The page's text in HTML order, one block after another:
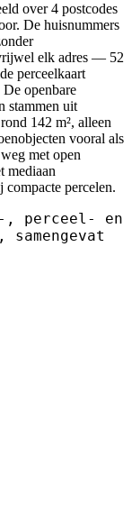
over 4 postcodes
De huisnummers
elk adres — 52
perceelkaart
openbare
stammen uit
142 m², alleen
vooral als
met open
mediaan
compacte percelen.
, perceel- en